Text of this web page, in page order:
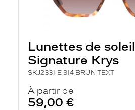
Lunettes de soleil
Signature Krys
SKJ2331-E 314 BRUN TEXT
À partir de
59,00 €